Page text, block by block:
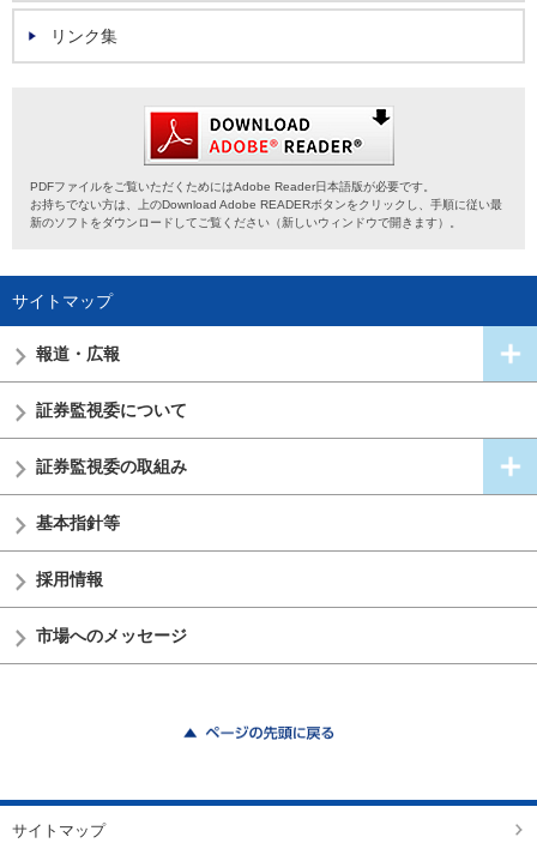
リンク集
PDFファイルをご覧いただくためにはAdobe Reader日本語版が必要です。
お持ちでない方は、上のDownload Adobe READERボタンをクリックし、手順に従い最
新のソフトをダウンロードしてご覧ください（新しいウィンドウで開きます）。
サイトマップ
報道・広報
証券監視委について
証券監視委の取組み
基本指針等
採用情報
市場へのメッセージ
サイトマップ